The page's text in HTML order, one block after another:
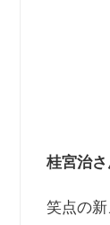
桂宮治
笑点の